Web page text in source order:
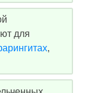
для
,